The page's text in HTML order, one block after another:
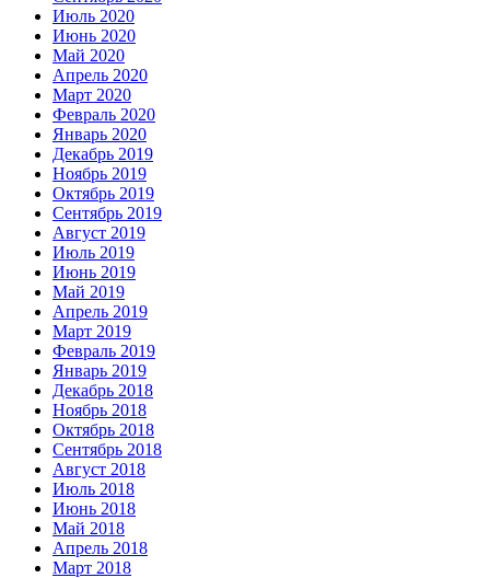
Июль 2020
Июнь 2020
Май 2020
Апрель 2020
Март 2020
Февраль 2020
Январь 2020
Декабрь 2019
Ноябрь 2019
Октябрь 2019
Сентябрь 2019
Август 2019
Июль 2019
Июнь 2019
Май 2019
Апрель 2019
Март 2019
Февраль 2019
Январь 2019
Декабрь 2018
Ноябрь 2018
Октябрь 2018
Сентябрь 2018
Август 2018
Июль 2018
Июнь 2018
Май 2018
Апрель 2018
Март 2018